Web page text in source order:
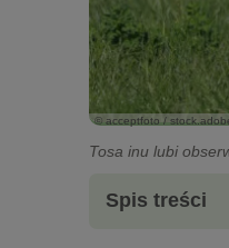
© acceptfoto /
Tosa inu lubi
Spis treści